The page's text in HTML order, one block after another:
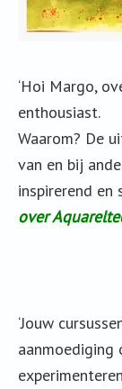
‘Hoi Margo,
enthousiast.
Waarom? De
van en bij
inspirerend en
over
‘Jouw